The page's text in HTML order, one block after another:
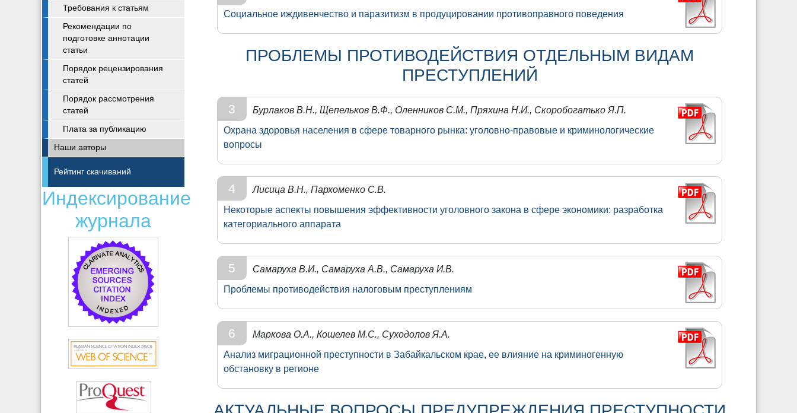
Требования к статьям
Рекомендации по
подготовке аннотации
статьи
Порядок рецензирования
статей
Порядок рассмотрения
статей
Плата за публикацию
Наши авторы
Рейтинг скачиваний
Индексирование
журнала
Социальное иждивенчество и паразитизм в продуцировании противоправного поведения
ПРОБЛЕМЫ ПРОТИВОДЕЙСТВИЯ ОТДЕЛЬНЫМ ВИДАМ
ПРЕСТУПЛЕНИЙ
3
Бурлаков В.Н., Щепельков В.Ф., Оленников С.М., Пряхина Н.И., Скоробогатько Я.П.
Охрана здоровья населения в сфере товарного рынка: уголовно-правовые и криминологические
вопросы
4
Лисица В.Н., Пархоменко С.В.
Некоторые аспекты повышения эффективности уголовного закона в сфере экономики: разработка
категориального аппарата
5
Самаруха В.И., Самаруха А.В., Самаруха И.В.
Проблемы противодействия налоговым преступлениям
6
Маркова О.А., Кошелев М.С., Суходолов Я.А.
Анализ миграционной преступности в Забайкальском крае, ее влияние на криминогенную
обстановку в регионе